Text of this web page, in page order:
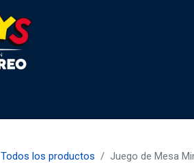
Todos los productos Juego de Mesa